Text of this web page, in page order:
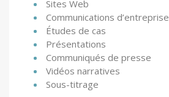
Sites Web
Communications d’entreprise
Études de cas
Présentations
Communiqués de presse
Vidéos narratives
Sous-titrage